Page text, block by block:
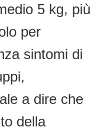
5 kg, più
per
sintomi di
a dire che
della